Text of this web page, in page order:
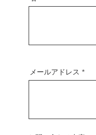
メールアドレス